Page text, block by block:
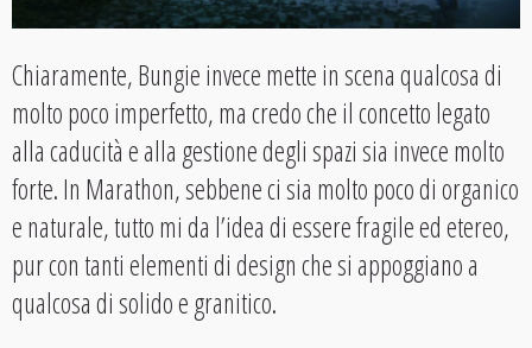
Chiaramente, Bungie invece mette in scena qualcosa di
molto poco imperfetto, ma credo che il concetto legato
alla caducità e alla gestione degli spazi sia invece molto
forte. In Marathon, sebbene ci sia molto poco di organico
e naturale, tutto mi da l’idea di essere fragile ed etereo,
pur con tanti elementi di design che si appoggiano a
qualcosa di solido e granitico.